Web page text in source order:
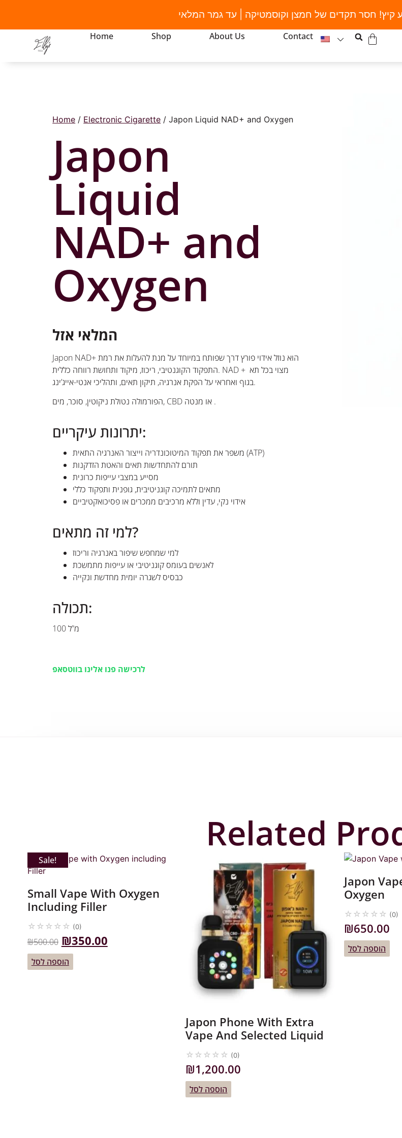
Home Shop About Us Contact
Home / Electronic Cigarette / Japon Liquid NAD+ and Oxygen
Japon
Liquid
NAD+ and
Oxygen
המלאי אזל
Japon NAD+ הוא נוזל אידוי פורץ דרך שפותח במיוחד על מנת להעלות את רמת
התפקוד הקוגנטיבי, ריכוז, מיקוד ותחושת רווחה כללית. NAD + מצוי בכל תא
בגוף ואחראי על הפקת אנרגיה, תיקון תאים, ותהליכי אנטי-אייג’ינג.
הפורמולה נטולת ניקוטין, סוכר, מים, CBD או מנטה .
יתרונות עיקריים:
משפר את תפקוד המיטוכונדריה וייצור האנרגיה התאית (ATP)
תורם להתחדשות תאים והאטת הזדקנות
מסייע במצבי עייפות כרונית
מתאים לתמיכה קוגניטיבית, גופנית ותפקוד כללי
אידוי נקי, עדין וללא מרכיבים ממכרים או פסיכואקטיביים
למי זה מתאים?
למי שמחפש שיפור באנרגיה וריכוז
לאנשים בעומס קוגניטיבי או עייפות מתמשכת
כבסיס לשגרה יומית מחדשת ונקייה
תכולה:
100 מ”ל
לרכישה פנו אלינו בווטסאפ
Related
Sale!
Small Vape With Oxygen
Including Filler
☆ ☆ ☆ ☆ ☆ (0)
₪500.00 ₪350.00
הוספה לסל
Japon Phone With Extra
Vape And Selected Liquid
☆ ☆ ☆ ☆ ☆ (0)
₪1,200.00
הוספה לסל
Japon
Oxygen
☆ ☆ ☆ ☆ ☆ (0)
₪650.00
הוספה לסל
קיץ! חסר תקדים של חמצן וקוסמטיקה | עד גמר המלאי